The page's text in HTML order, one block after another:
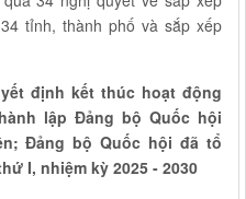
tỉnh, thành phố và sắp xếp
định kết thúc hoạt động
lập Đảng bộ Quốc hội
Đảng bộ Quốc hội đã tổ
I, nhiệm kỳ 2025 - 2030